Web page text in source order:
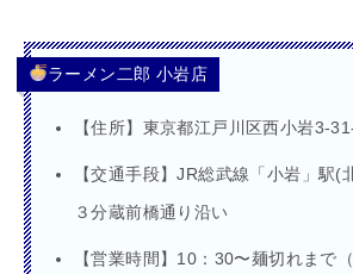
ラーメン二郎 小岩店
【住所】東京都江戸川区西小岩3-
【交通手段】JR総武線「小岩」駅(
３分蔵前橋通り沿い
【営業時間】10：30〜麺切れまで